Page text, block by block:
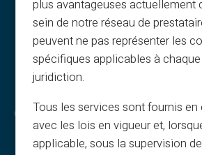
Oikeudelliset ehdot
Yleiset ehdot
plus avantageuses actuellement
sein de notre réseau de
peuvent ne pas représenter les
spécifiques applicables à
juridiction.
Tous les services sont fournis
avec les lois en vigueur et,
applicable, sous la supervision